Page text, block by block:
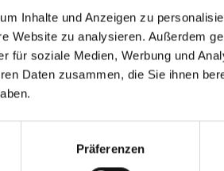
Inhalte und Anzeigen zu
Website zu analysieren. Außerdem
für soziale Medien, Werbung und
Daten zusammen, die Sie ihnen
Präferenzen